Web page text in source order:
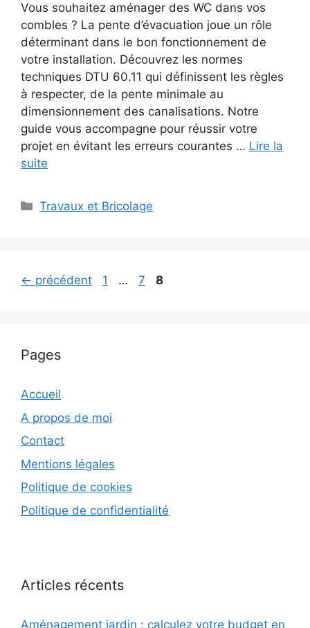
Vous souhaitez aménager des WC dans vos
combles ? La pente d’évacuation joue un rôle
déterminant dans le bon fonctionnement de
votre installation. Découvrez les normes
techniques DTU 60.11 qui définissent les règles
à respecter, de la pente minimale au
dimensionnement des canalisations. Notre
guide vous accompagne pour réussir votre
projet en évitant les erreurs courantes … Lire la
suite
Catégories
Travaux et Bricolage
← précédent Page
1 … Page
7 Page
8
Pages
Accueil
A propos de moi
Contact
Mentions légales
Politique de cookies
Politique de confidentialité
Articles récents
Aménagement jardin : calculez votre budget en